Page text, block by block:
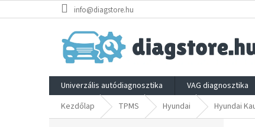
a
info@diagstore.hu
Univerzális autódiagnosztika VAG diagnosztika
Kezdőlap
TPMS Hyundai Hyundai